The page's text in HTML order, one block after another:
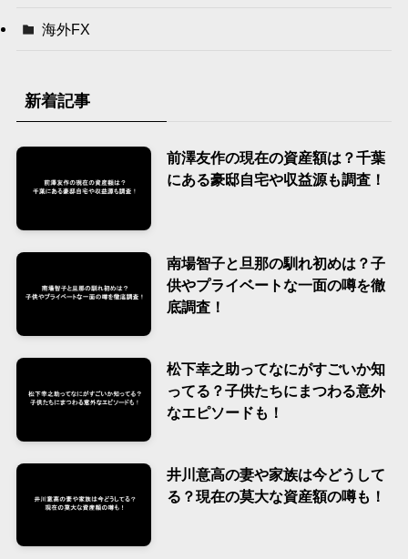
海外FX
新着記事
前澤友作の現在の資産額は？千葉
にある豪邸自宅や収益源も調査！
南場智子と旦那の馴れ初めは？子
供やプライベートな一面の噂を徹
底調査！
松下幸之助ってなにがすごいか知
ってる？子供たちにまつわる意外
なエピソードも！
井川意高の妻や家族は今どうして
る？現在の莫大な資産額の噂も！